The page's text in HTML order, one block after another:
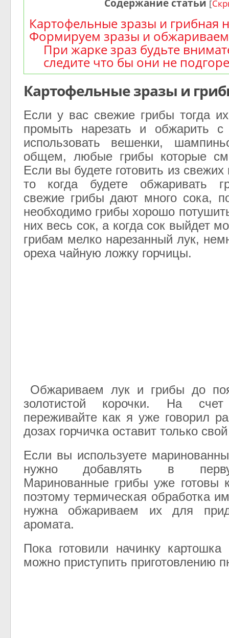
Содержание статьи [
Картофельные зразы и грибная
Формируем зразы и
При жарке зраз будьте
следите что бы они не
Картофельные зразы и
Если у вас свежие грибы тогда
промыть нарезать и обжарить
использовать вешенки,
общем, любые грибы которые
Если вы будете готовить из свежих
то когда будете обжаривать
свежие грибы дают много сока,
необходимо грибы хорошо
них весь сок, а когда сок выйдет
грибам мелко нарезанный лук,
ореха чайную ложку горчицы.
Обжариваем лук и грибы до
золотистой корочки. На
переживайте как я уже говорил
дозах горчичка оставит только
Если вы используете
нужно добавлять в
Маринованные грибы уже готовы
поэтому термическая обработка
нужна обжариваем их для
аромата.
Пока готовили начинку
можно приступить приготовлению